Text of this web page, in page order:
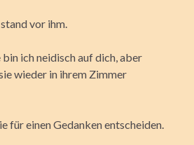
vor ihm.
ich neidisch auf dich, aber
wieder in ihrem Zimmer
für einen Gedanken entscheiden.